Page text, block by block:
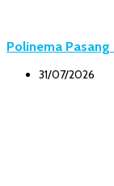
Polinema
31/07/2026